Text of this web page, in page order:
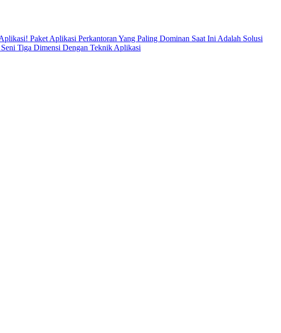
Paket Aplikasi Perkantoran Yang Paling Dominan Saat Ini Adalah Solusi
Tiga Dimensi Dengan Teknik Aplikasi